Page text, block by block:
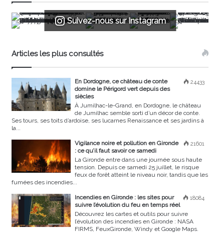
Suivez-nous sur Instagram
Articles les plus consultés
24433
En Dordogne, ce château de conte
domine le Périgord vert depuis des
siècles
À Jumilhac-le-Grand, en Dordogne, le château
de Jumilhac semble sorti d’un décor de conte.
Ses tours, ses toits d’ardoise, ses lucarnes Renaissance et ses jardins à
la...
21601
Vigilance noire et pollution en Gironde
: ce qu’il faut savoir ce samedi
La Gironde entre dans une journée sous haute
tension. Depuis ce samedi 25 juillet, le risque
feux de forêt atteint le niveau noir, tandis que les
fumées des incendies...
18084
Incendies en Gironde : les sites pour
suivre l’évolution du feu en temps réel
Découvrez les cartes et outils pour suivre
l’évolution des incendies en Gironde : NASA
FIRMS, FeuxGironde, Windy et Google Maps.